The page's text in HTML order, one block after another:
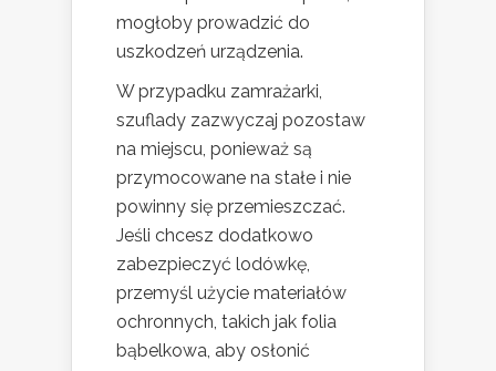
mogłoby prowadzić do
uszkodzeń urządzenia.
W przypadku zamrażarki,
szuflady zazwyczaj pozostaw
na miejscu, ponieważ są
przymocowane na stałe i nie
powinny się przemieszczać.
Jeśli chcesz dodatkowo
zabezpieczyć lodówkę,
przemyśl użycie materiałów
ochronnych, takich jak folia
bąbelkowa, aby osłonić